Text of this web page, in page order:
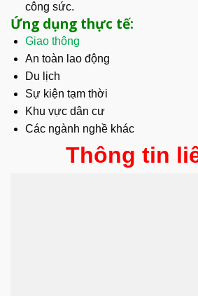
công sức.
Ứng dụng thực tế:
Giao thông
An toàn lao động
Du lịch
Sự kiện tạm thời
Khu vực dân cư
Các ngành nghề khác
Thông tin